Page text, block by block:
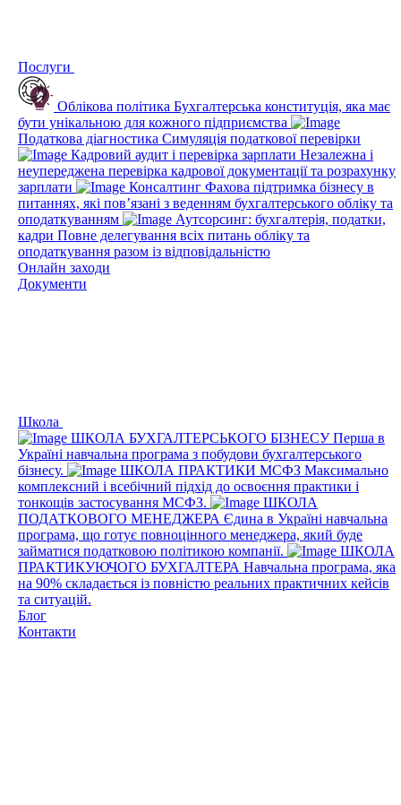
Послуги
Облікова політика Бухгалтерська конституція, яка має
бути унікальною для кожного підприємства
Податкова діагностика Симуляція податкової перевірки
Кадровий аудит і перевірка зарплати Незалежна і
неупереджена перевірка кадрової документації та розрахунку
зарплати
Консалтинг Фахова підтримка бізнесу в
питаннях, які пов’язані з веденням бухгалтерського обліку та
оподаткуванням
Аутсорсинг: бухгалтерія, податки,
кадри Повне делегування всіх питань обліку та
оподаткування разом із відповідальністю
Онлайн заходи
Документи
Школа
ШКОЛА БУХГАЛТЕРСЬКОГО БІЗНЕСУПерша в
Україні навчальна програма з побудови бухгалтерського
бізнесу.
ШКОЛА ПРАКТИКИ МСФЗ Максимально
комплексний і всебічний підхід до освоєння практики і
тонкощів застосування МСФЗ.
ШКОЛА
ПОДАТКОВОГО МЕНЕДЖЕРА Єдина в Україні навчальна
програма, що готує повноцінного менеджера, який буде
займатися податковою політикою компанії.
ШКОЛА
ПРАКТИКУЮЧОГО БУХГАЛТЕРА Навчальна програма, яка
на 90% складається із повністю реальних практичних кейсів
та ситуацій.
Блог
Контакти